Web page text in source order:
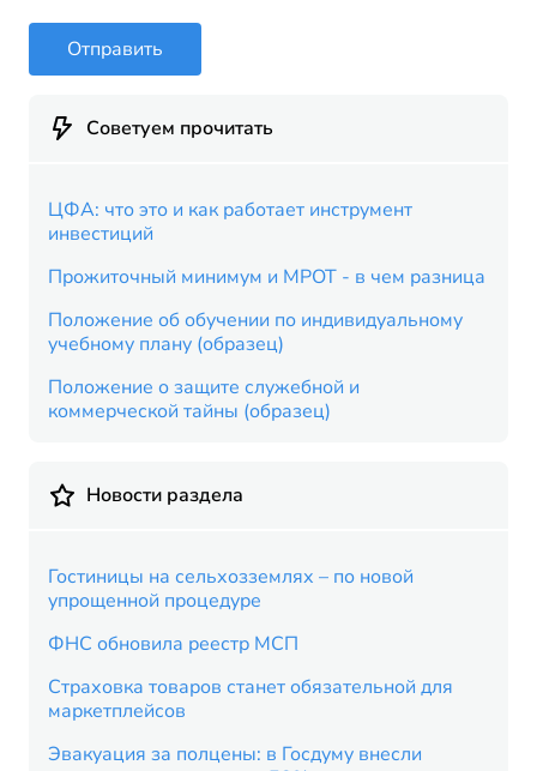
Отправить
Советуем прочитать
ЦФА: что это и как работает инструмент
инвестиций
Прожиточный минимум и МРОТ - в чем разница
Положение об обучении по индивидуальному
учебному плану (образец)
Положение о защите служебной и
коммерческой тайны (образец)
Новости раздела
Гостиницы на сельхозземлях – по новой
упрощенной процедуре
ФНС обновила реестр МСП
Страховка товаров станет обязательной для
маркетплейсов
Эвакуация за полцены: в Госдуму внесли